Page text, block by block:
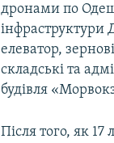
дронами по
інфраструктури
елеватор,
складські та
будівля
Після того, як